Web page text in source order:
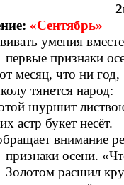
«Сентябрь»
умения
первые признаки
месяц, что ни год,
тянется народ:
шуршит
букет несёт.
внимание
признаки осени.
Золотом расшил